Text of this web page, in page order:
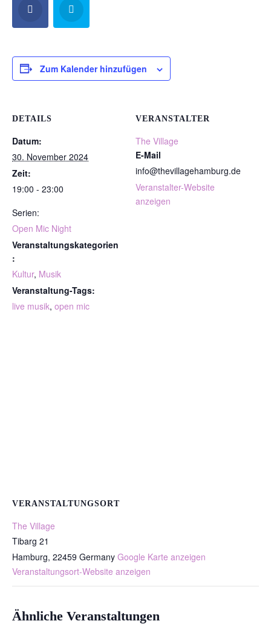
Zum Kalender hinzufügen
DETAILS
Datum:
30. November 2024
Zeit:
19:00 - 23:00
Serien:
Open Mic Night
Veranstaltungskategorien
:
Kultur, Musik
Veranstaltung-Tags:
live musik, open mic
VERANSTALTER
The Village
E-Mail
info@thevillagehamburg.de
Veranstalter-Website
anzeigen
VERANSTALTUNGSORT
The Village
Tibarg 21
Hamburg, 22459 Germany Google Karte anzeigen
Veranstaltungsort-Website anzeigen
Ähnliche Veranstaltungen